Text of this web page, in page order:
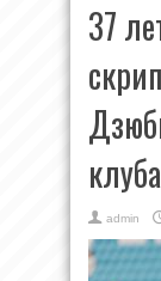
37
admin